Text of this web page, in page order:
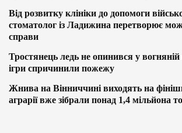
Від розвитку клініки до допомоги
стоматолог із Ладижина перетворює
справи
Тростянець ледь не опинився у вогняній
ігри спричинили пожежу
Жнива на Вінниччині виходять на
аграрії вже зібрали понад 1,4 мільйона